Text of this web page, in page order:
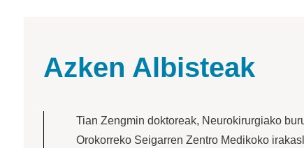
Azken Albisteak
Tian Zengmin doktoreak, Neurokirurgiako
Orokorreko Seigarren Zentro Medikoko